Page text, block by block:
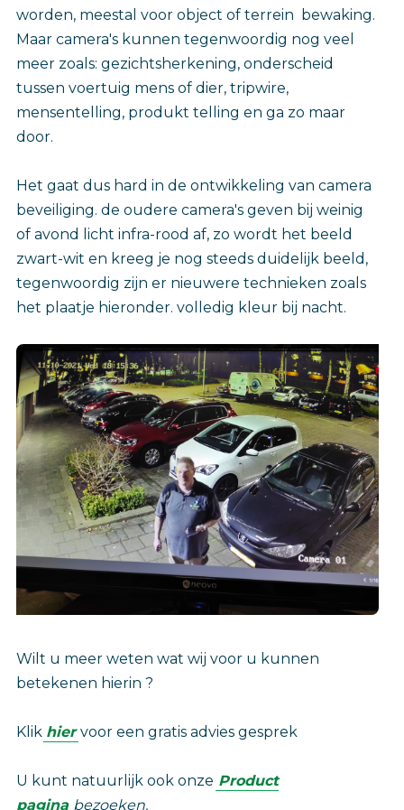
worden, meestal voor object of terrein bewaking.
Maar camera's kunnen tegenwoordig nog veel
meer zoals: gezichtsherkening, onderscheid
tussen voertuig mens of dier, tripwire,
mensentelling, produkt telling en ga zo maar
door.
Het gaat dus hard in de ontwikkeling van camera
beveiliging. de oudere camera's geven bij weinig
of avond licht infra-rood af, zo wordt het beeld
zwart-wit en kreeg je nog steeds duidelijk beeld,
tegenwoordig zijn er nieuwere technieken zoals
het plaatje hieronder. volledig kleur bij nacht.
Wilt u meer weten wat wij voor u kunnen
betekenen hierin ?
Klik hier voor een gratis advies gesprek
U kunt natuurlijk ook onze Product
pagina bezoeken.